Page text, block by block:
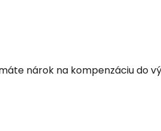
nárok na kompenzáciu do